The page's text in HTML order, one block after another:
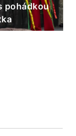
pohádkou